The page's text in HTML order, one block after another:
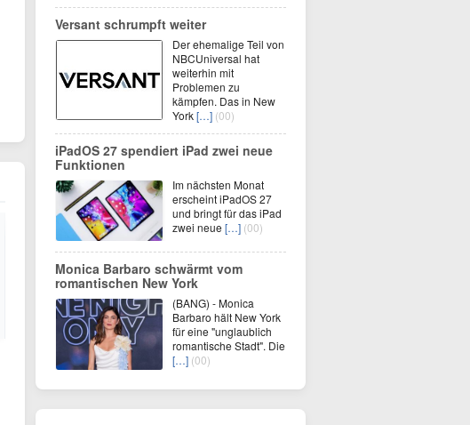
Versant schrumpft weiter
Der ehemalige Teil von
NBCUniversal hat
weiterhin mit
Problemen zu
kämpfen. Das in New
York[…] (00)
iPadOS 27 spendiert iPad zwei neue
Funktionen
Im nächsten Monat
erscheint iPadOS 27
und bringt für das iPad
zwei neue […] (00)
Monica Barbaro schwärmt vom
romantischen New York
(BANG) - Monica
Barbaro hält New York
für eine "unglaublich
romantische Stadt". Die
[…] (00)